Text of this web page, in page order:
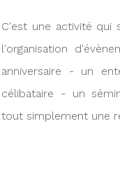
C'est une activité
l'organisation
anniversaire - un
célibataire - un
tout simplement une